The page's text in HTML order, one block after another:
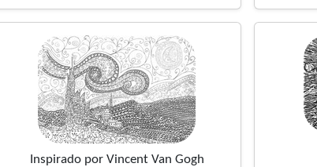
Inspirado por Vincent Van Gogh